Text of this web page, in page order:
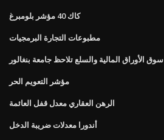
كاك 40 مؤشر بلومبرغ
مطبوعات التجارة البرمجيات
سوق الأوراق المالية والسلع تلاحظ جامعة بنغالور
مؤشر التعويم الحر
الرهن العقاري معدل قفل العائمة
أندورا معدلات ضريبة الدخل